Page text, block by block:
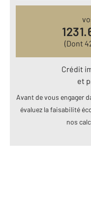
(Dont
Crédit
et
Avant de vous engager
évaluez la faisabilité
nos